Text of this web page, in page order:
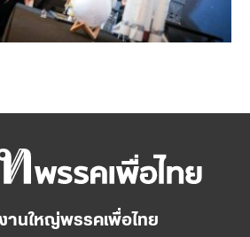
านใหญ่พรรคเพื่อไทย